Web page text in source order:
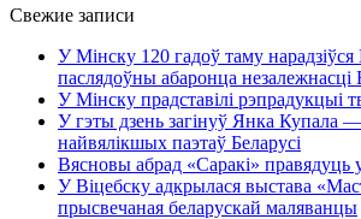
Свежие записи
У Мінску 120 гадоў таму
паслядоўны абаронца незалежнасці
У Мінску прадставілі рэпрадукцыі
У гэты дзень загінуў Янка Купала —
найвялікшых паэтаў Беларусі
Вясновы абрад «Саракі» правядуць
У Віцебску адкрылася выстава
прысвечаная беларускай маляванцы